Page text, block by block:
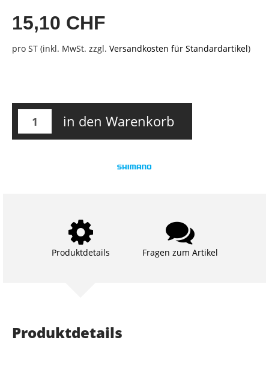
15,10 CHF
pro ST (inkl. MwSt. zzgl. Versandkosten für Standardartikel)
in den Warenkorb
Produktdetails Fragen zum Artikel
Produktdetails